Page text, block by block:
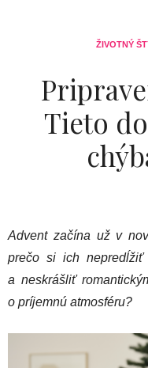
ŽIVOTNÝ
Tieto
Advent začína už v
prečo si ich nepredĺžiť
a neskrášliť
o príjemnú atmosféru?